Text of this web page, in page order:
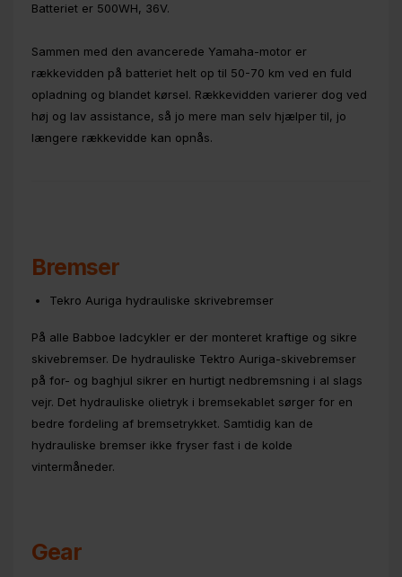
Batteriet er 500WH, 36V.
Sammen med den avancerede Yamaha-motor er
rækkevidden på batteriet helt op til 50-70 km ved en fuld
opladning og blandet kørsel. Rækkevidden varierer dog ved
høj og lav assistance, så jo mere man selv hjælper til, jo
længere rækkevidde kan opnås.
Bremser
Tekro Auriga hydrauliske skrivebremser
På alle Babboe ladcykler er der monteret kraftige og sikre
skivebremser. De hydrauliske Tektro Auriga-skivebremser
på for- og baghjul sikrer en hurtigt nedbremsning i al slags
vejr. Det hydrauliske olietryk i bremsekablet sørger for en
bedre fordeling af bremsetrykket. Samtidig kan de
hydrauliske bremser ikke fryser fast i de kolde
vintermåneder.
Gear